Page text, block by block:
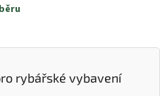
rybářské vybavení